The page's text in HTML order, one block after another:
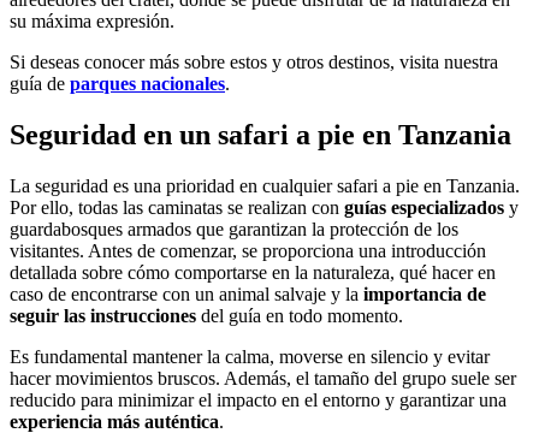
su máxima expresión.
Si deseas conocer más sobre estos y otros destinos, visita nuestra
guía de parques nacionales.
Seguridad en un safari a pie en Tanzania
La seguridad es una prioridad en cualquier safari a pie en Tanzania.
Por ello, todas las caminatas se realizan con guías especializados y
guardabosques armados que garantizan la protección de los
visitantes. Antes de comenzar, se proporciona una introducción
detallada sobre cómo comportarse en la naturaleza, qué hacer en
caso de encontrarse con un animal salvaje y la importancia de
seguir las instrucciones del guía en todo momento.
Es fundamental mantener la calma, moverse en silencio y evitar
hacer movimientos bruscos. Además, el tamaño del grupo suele ser
reducido para minimizar el impacto en el entorno y garantizar una
experiencia más auténtica.